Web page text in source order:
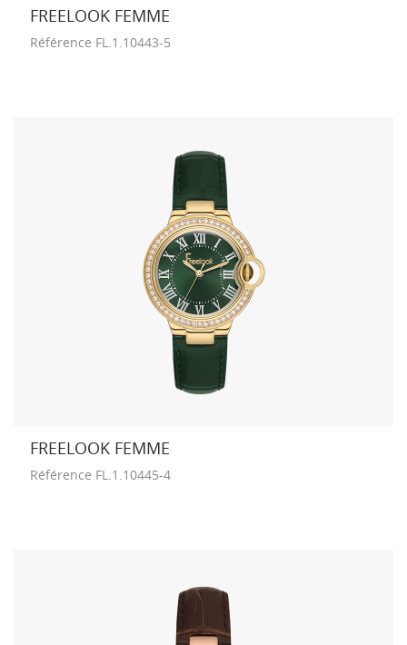
FREELOOK FEMME
Référence FL.1.10443-5
FREELOOK FEMME
Référence FL.1.10445-4